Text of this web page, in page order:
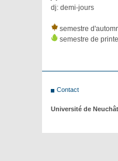
dj: demi-jours
semestre
semestre de
Contact
Université de